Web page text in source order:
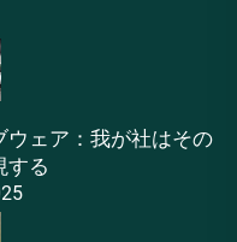
ウェア：我が社はその
する